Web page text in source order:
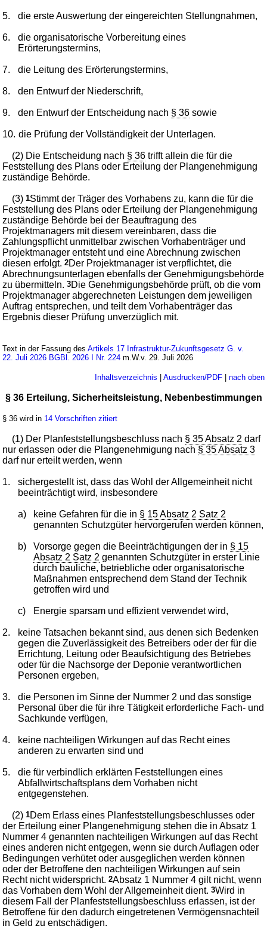
5. die erste Auswertung der eingereichten Stellungnahmen,
6.
die organisatorische Vorbereitung eines
Erörterungstermins,
7. die Leitung des Erörterungstermins,
8. den Entwurf der Niederschrift,
9. den Entwurf der Entscheidung nach § 36 sowie
10. die Prüfung der Vollständigkeit der Unterlagen.
(2) Die Entscheidung nach § 36 trifft allein die für die
Feststellung des Plans oder Erteilung der Plangenehmigung
zuständige Behörde.
(3)1Stimmt der Träger des Vorhabens zu, kann die für die
Feststellung des Plans oder Erteilung der Plangenehmigung
zuständige Behörde bei der Beauftragung des
Projektmanagers mit diesem vereinbaren, dass die
Zahlungspflicht unmittelbar zwischen Vorhabenträger und
Projektmanager entsteht und eine Abrechnung zwischen
diesen erfolgt.2Der Projektmanager ist verpflichtet, die
Abrechnungsunterlagen ebenfalls der Genehmigungsbehörde
zu übermitteln.3Die Genehmigungsbehörde prüft, ob die vom
Projektmanager abgerechneten Leistungen dem jeweiligen
Auftrag entsprechen, und teilt dem Vorhabenträger das
Ergebnis dieser Prüfung unverzüglich mit.
Text in der Fassung desArtikels 17 Infrastruktur-Zukunftsgesetz G. v.
22. Juli 2026 BGBl. 2026 I Nr. 224 m.W.v. 29. Juli 2026
Inhaltsverzeichnis Ausdrucken/PDF| nach oben
§ 36 Erteilung, Sicherheitsleistung, Nebenbestimmungen
§ 36 wird in 14 Vorschriften zitiert
(1) Der Planfeststellungsbeschluss nach § 35 Absatz 2 darf
nur erlassen oder die Plangenehmigung nach § 35 Absatz 3
darf nur erteilt werden, wenn
1.
sichergestellt ist, dass das Wohl der Allgemeinheit nicht
beeinträchtigt wird, insbesondere
a) keine Gefahren für die in § 15 Absatz 2 Satz 2
genannten Schutzgüter hervorgerufen werden können,
b) Vorsorge gegen die Beeinträchtigungen der in § 15
Absatz 2 Satz 2 genannten Schutzgüter in erster Linie
durch bauliche, betriebliche oder organisatorische
Maßnahmen entsprechend dem Stand der Technik
getroffen wird und
c) Energie sparsam und effizient verwendet wird,
2.
keine Tatsachen bekannt sind, aus denen sich Bedenken
gegen die Zuverlässigkeit des Betreibers oder der für die
Errichtung, Leitung oder Beaufsichtigung des Betriebes
oder für die Nachsorge der Deponie verantwortlichen
Personen ergeben,
3.
die Personen im Sinne der Nummer 2 und das sonstige
Personal über die für ihre Tätigkeit erforderliche Fach- und
Sachkunde verfügen,
4.
keine nachteiligen Wirkungen auf das Recht eines
anderen zu erwarten sind und
5.
die für verbindlich erklärten Feststellungen eines
Abfallwirtschaftsplans dem Vorhaben nicht
entgegenstehen.
(2)1Dem Erlass eines Planfeststellungsbeschlusses oder
der Erteilung einer Plangenehmigung stehen die in Absatz 1
Nummer 4 genannten nachteiligen Wirkungen auf das Recht
eines anderen nicht entgegen, wenn sie durch Auflagen oder
Bedingungen verhütet oder ausgeglichen werden können
oder der Betroffene den nachteiligen Wirkungen auf sein
Recht nicht widerspricht.2Absatz 1 Nummer 4 gilt nicht, wenn
das Vorhaben dem Wohl der Allgemeinheit dient.3Wird in
diesem Fall der Planfeststellungsbeschluss erlassen, ist der
Betroffene für den dadurch eingetretenen Vermögensnachteil
in Geld zu entschädigen.